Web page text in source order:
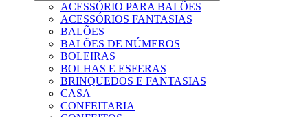
ACESSÓRIO PARA BALÕES
ACESSÓRIOS FANTASIAS
BALÕES
BALÕES DE NÚMEROS
BOLEIRAS
BOLHAS E ESFERAS
BRINQUEDOS E FANTASIAS
CASA
CONFEITARIA